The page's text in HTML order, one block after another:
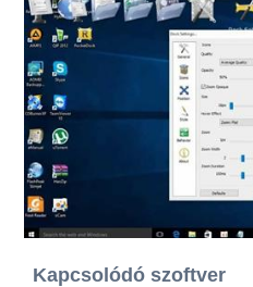
Kapcsolódó szoftver